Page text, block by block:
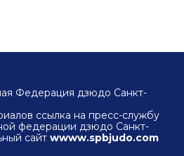
Федерация дзюдо Санкт-
ссылка на пресс-службу
федерации дзюдо Санкт-
сайт wwww.spbjudo.com